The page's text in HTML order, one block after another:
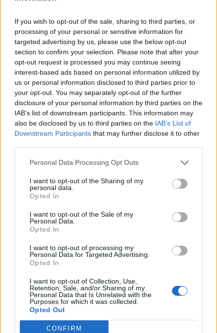
If you wish to opt-out of the sale, sharing to third parties, or
processing of your personal or sensitive information for
targeted advertising by us, please use the below opt-out
section to confirm your selection. Please note that after your
opt-out request is processed you may continue seeing
interest-based ads based on personal information utilized by
us or personal information disclosed to third parties prior to
your opt-out. You may separately opt-out of the further
disclosure of your personal information by third parties on the
IAB’s list of downstream participants. This information may
also be disclosed by us to third parties on the IAB’s List of
Downstream Participants that may further disclose it to other
Personal Data Processing Opt Outs
I want to opt-out of the Sharing of my
personal data.
Opted In
I want to opt-out of the Sale of my
Personal Data.
Opted In
I want to opt-out of processing my
Personal Data for Targeted Advertising.
Opted In
I want to opt-out of Collection, Use,
Retention, Sale, and/or Sharing of my
Personal Data that Is Unrelated with the
Purposes for which it was collected.
Opted Out
CONFIRM
Δημοφιλή αυτή την εβδομάδα